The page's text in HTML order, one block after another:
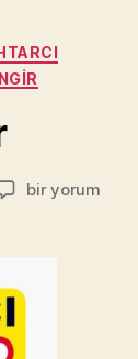
Eyüp
bir yorum